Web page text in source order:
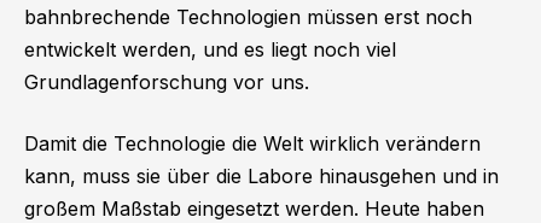
bahnbrechende Technologien müssen erst noch
entwickelt werden, und es liegt noch viel
Grundlagenforschung vor uns.
Damit die Technologie die Welt wirklich verändern
kann, muss sie über die Labore hinausgehen und in
großem Maßstab eingesetzt werden. Heute haben